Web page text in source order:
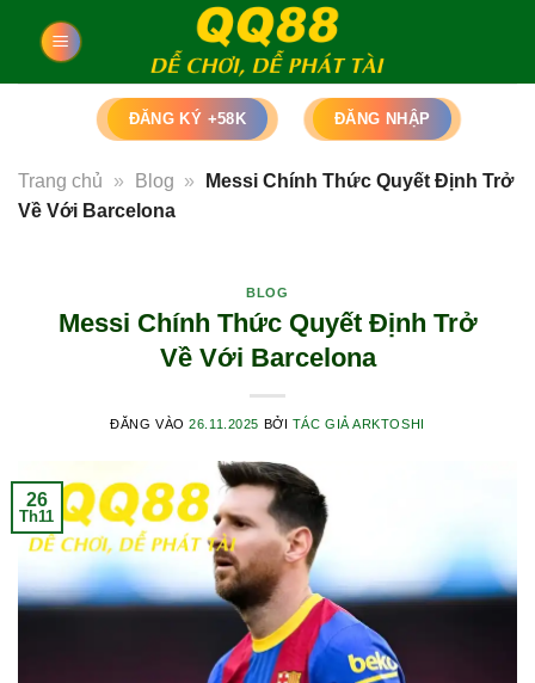
ĐĂNG KÝ +58K ĐĂNG NHẬP
Trang chủ » Blog »
Messi Chính Thức Quyết Định Trở
Về Với Barcelona
BLOG
Messi Chính Thức Quyết Định Trở
Về Với Barcelona
ĐĂNG VÀO26.11.2025 BỞI TÁC GIẢ ARKTOSHI
26
Th11